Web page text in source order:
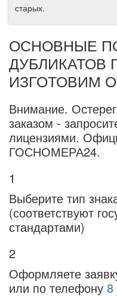
старых.
ОСНОВНЫЕ
ДУБЛИКАТОВ
ИЗГОТОВИМ
Внимание.
заказом -
лицензиями.
ГОСНОМЕРА24.
1
Выберите тип
(соответствуют
стандартами)
2
Оформляете
или по телефону 8